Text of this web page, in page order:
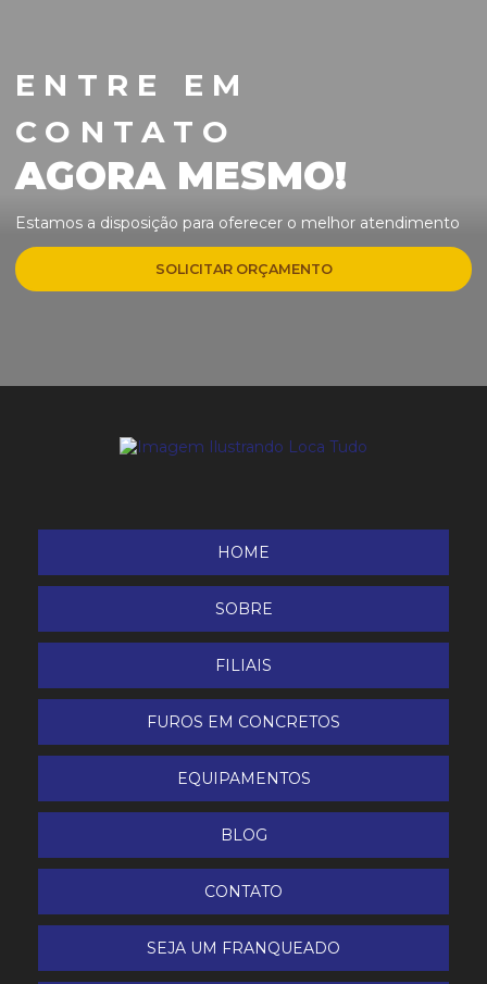
Podador de galhos
Pulverizador a Gasolina
Roçadeira 2 tempos
Roçadeira Etanol
Tesoura de Poda Bateria Dup 361 Makita
ENTRE EM
CONTATO
AGORA MESMO!
Estamos a disposição para oferecer o melhor atendimento
SOLICITAR ORÇAMENTO
HOME
SOBRE
FILIAIS
FUROS EM CONCRETOS
EQUIPAMENTOS
BLOG
CONTATO
SEJA UM FRANQUEADO